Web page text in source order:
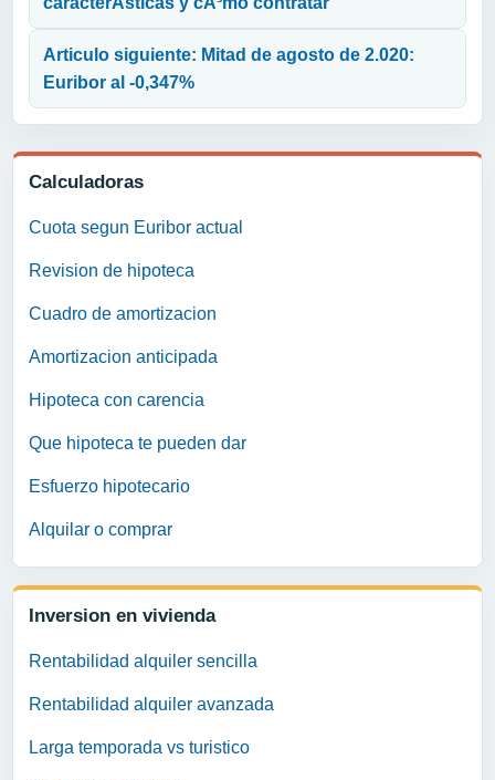
Calculadoras
Cuota segun Euribor actual
Revision de hipoteca
Cuadro de amortizacion
Amortizacion anticipada
Hipoteca con carencia
Que hipoteca te pueden dar
Esfuerzo hipotecario
Alquilar o comprar
Inversion en vivienda
Rentabilidad alquiler sencilla
Rentabilidad alquiler avanzada
Larga temporada vs turistico
Articulo siguiente: Mitad de agosto de 2.020:
Euribor al -0,347%